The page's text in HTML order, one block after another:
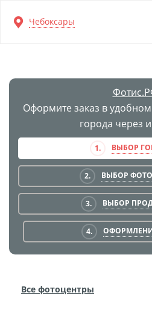
Перейти
к
Чебоксары
Оформите заказ в
города через
1. ВЫБОР
2. ВЫБОР
3. ВЫБОР
4.
Все фотоцентры